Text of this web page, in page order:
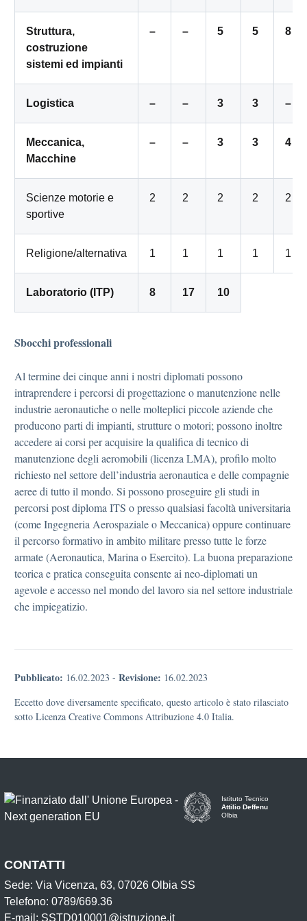
Struttura,
costruzione
sistemi ed impianti
– – 5 5 8
Logistica – – 3 3 –
Meccanica,
Macchine
– – 3 3 4
Scienze motorie e
sportive
2 2 2 2 2
Religione/alternativa 1 1 1 1 1
Laboratorio (ITP) 8 17 10
Sbocchi professionali
Al termine dei cinque anni i nostri diplomati possono
intraprendere i percorsi di progettazione o manutenzione nelle
industrie aeronautiche o nelle molteplici piccole aziende che
producono parti di impianti, strutture o motori; possono inoltre
accedere ai corsi per acquisire la qualifica di tecnico di
manutenzione degli aeromobili (licenza LMA), profilo molto
richiesto nel settore dell’industria aeronautica e delle compagnie
aeree di tutto il mondo. Si possono proseguire gli studi in
percorsi post diploma ITS o presso qualsiasi facoltà universitaria
(come Ingegneria Aerospaziale o Meccanica) oppure continuare
il percorso formativo in ambito militare presso tutte le forze
armate (Aeronautica, Marina o Esercito). La buona preparazione
teorica e pratica conseguita consente ai neo-diplomati un
agevole e accesso nel mondo del lavoro sia nel settore industriale
che impiegatizio.
Pubblicato: 16.02.2023 - Revisione: 16.02.2023
Eccetto dove diversamente specificato, questo articolo è stato rilasciato
sotto Licenza Creative Commons Attribuzione 4.0 Italia.
Istituto Tecnico
Attilio Deffenu
Olbia
CONTATTI
Sede: Via Vicenza, 63, 07026 Olbia SS
Telefono: 0789/669.36
E-mail: SSTD010001@istruzione.it